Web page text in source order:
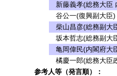
新藤義孝(総務大臣
谷公一(復興副大臣)
柴山昌彦(総務副大
坂本哲志(総務副大
亀岡偉民(内閣府大
橘慶一郎(総務大臣
参考人等（発言順）：